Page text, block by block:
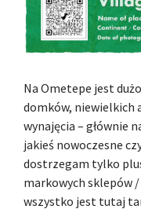
Na Ometepe jest
domków, niewielkich
wynajęcia – głównie
jakieś nowoczesne
dostrzegam tylko
markowych sklepów
wszystko jest tutaj